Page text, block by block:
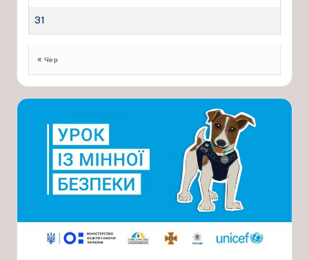
31
« Чер